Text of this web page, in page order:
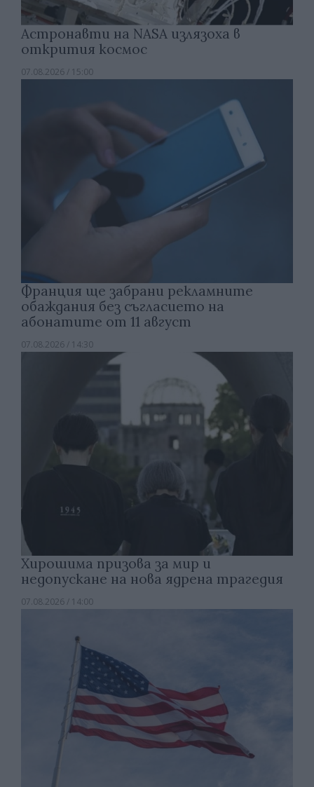
Астронавти на NASA излязоха в
открития космос
07.08.2026 / 15:00
Франция ще забрани рекламните
обаждания без съгласието на
абонатите от 11 август
07.08.2026 / 14:30
Хирошима призова за мир и
недопускане на нова ядрена трагедия
07.08.2026 / 14:00